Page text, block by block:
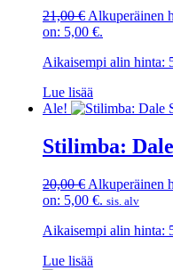
21,00€ Alkuperäinen
on: 5,00 €.
Aikaisempi alin hinta:
Lue lisää
Ale!
Stilimba:
20,00€ Alkuperäinen
on: 5,00 €. sis. alv
Aikaisempi alin hinta:
Lue lisää